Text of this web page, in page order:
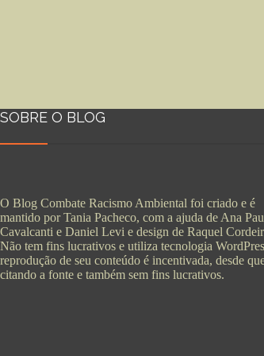
SOBRE O BLOG
O Blog Combate Racismo Ambiental foi criado e é
mantido por Tania Pacheco, com a ajuda de Ana
Cavalcanti e Daniel Levi e design de Raquel
Não tem fins lucrativos e utiliza tecnologia
reprodução de seu conteúdo é incentivada, desde
citando a fonte e também sem fins lucrativos.